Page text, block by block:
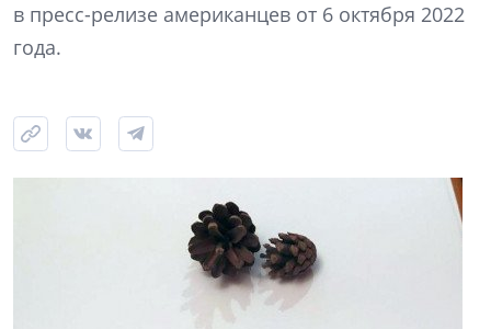
в пресс-релизе американцев от 6 октября 2022
года.